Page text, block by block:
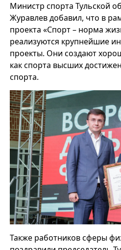
Министр спорта Тульской
Журавлев добавил, что в
проекта «Спорт – норма
реализуются крупнейшие
проекты. Они создают
как спорта высших
спорта.
Также работников сферы